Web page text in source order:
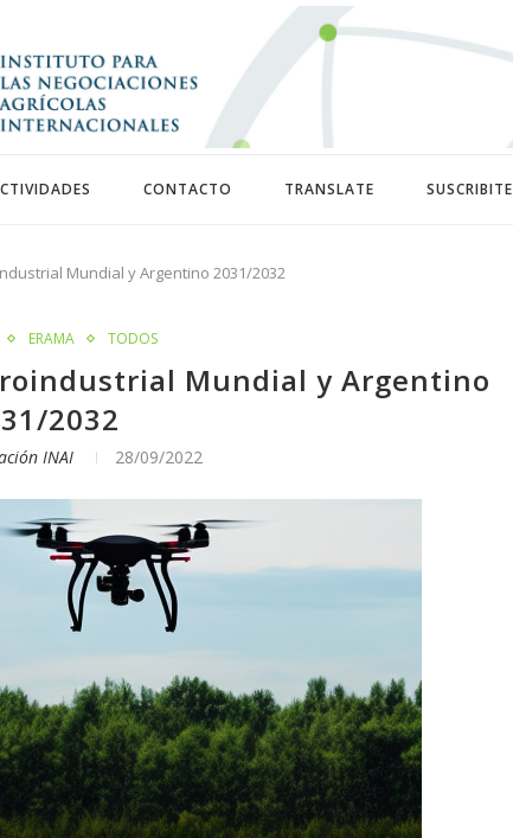
CONTACTO TRANSLATE SUSCRIBITE
Mundial y Argentino 2031/2032
ERAMA TODOS
Mundial y Argentino
2032
INAI 28/09/2022
EL
GLOBAL
ARGENTINA INICIÓ LA